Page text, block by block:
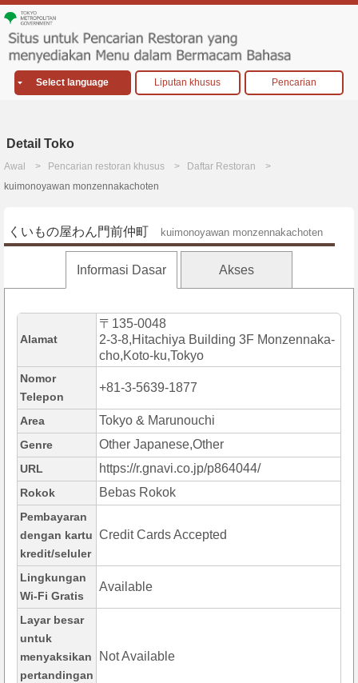
Select language Liputan khusus Pencarian
Detail Toko
Awal Pencarian restoran khusus
Daftar Restoran
kuimonoyawan monzennakachoten
くいもの屋わん門前仲町 kuimonoyawan monzennakachoten
Informasi Dasar Akses
Alamat
〒135-0048
2-3-8,Hitachiya Building 3F Monzennaka-
cho,Koto-ku,Tokyo
Nomor
Telepon
+81-3-5639-1877
Area Tokyo & Marunouchi
Genre Other Japanese,Other
URL https://r.gnavi.co.jp/p864044/
Rokok Bebas Rokok
Pembayaran
dengan kartu
kredit/seluler
Credit Cards Accepted
Lingkungan
Wi-Fi Gratis
Available
Layar besar
untuk
menyaksikan
pertandingan
Not Available